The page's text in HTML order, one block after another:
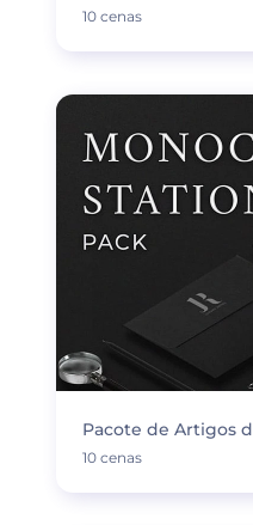
10 cenas
Pacote de Artigos
10 cenas